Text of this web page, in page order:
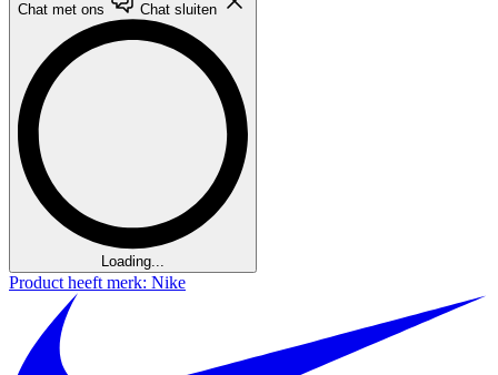
Chat met ons Chat sluiten
Loading...
Product heeft merk: Nike